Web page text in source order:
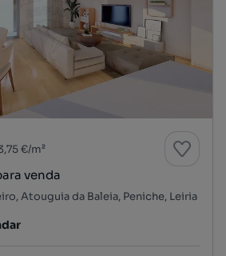
€/m²
venda
Atouguia da Baleia, Peniche, Leiria